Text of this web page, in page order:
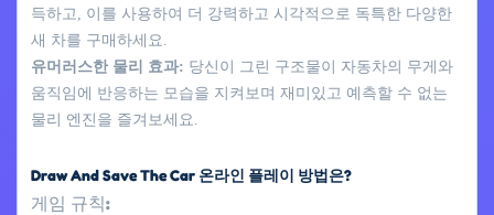
득하고, 이를 사용하여 더 강력하고 시각적으로 독특한 다양한
새 차를 구매하세요.
유머러스한 물리 효과: 당신이 그린 구조물이 자동차의 무게와
움직임에 반응하는 모습을 지켜보며 재미있고 예측할 수 없는
물리 엔진을 즐겨보세요.
Draw And Save The Car 온라인 플레이 방법은?
게임 규칙: